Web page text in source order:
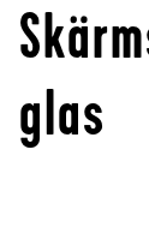
glas